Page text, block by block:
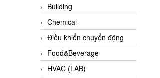
Building
Chemical
Điều khiển chuyển động
Food&Beverage
HVAC (LAB)